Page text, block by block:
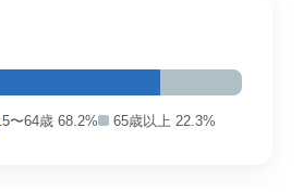
〜64歳 68.2% 65歳以上 22.3%